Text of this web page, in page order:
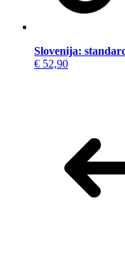
Slovenija:
€ 52,90